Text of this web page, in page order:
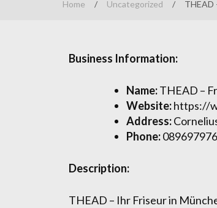
Home / Uncategorized / THEAD
Business Information:
Name:THEAD –
Website:https://
Address:
Phone:
Description:
THEAD – Ihr Friseur in